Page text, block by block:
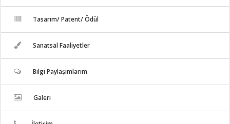
Tasarım/ Patent/ Ödül
Sanatsal Faaliyetler
Bilgi Paylaşımlarım
Galeri